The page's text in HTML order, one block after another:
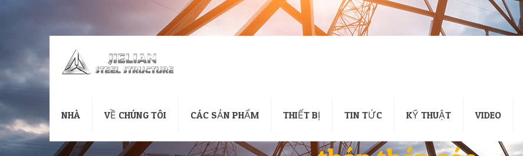
NHÀ VỀ CHÚNG TÔI CÁC SẢN PHẨM THIẾT BỊ TIN TỨC KỸ THUẬT VIDEO